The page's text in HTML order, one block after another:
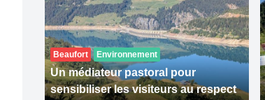
Beaufort Environnement
Un médiateur pastoral pour
sensibiliser les visiteurs au respect